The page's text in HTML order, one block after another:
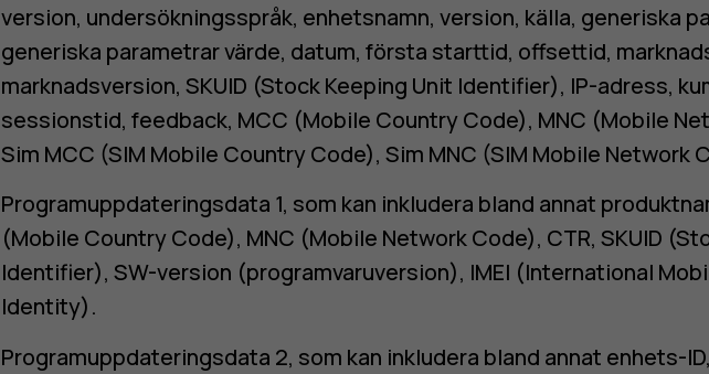
version, undersökningsspråk, enhetsnamn, version, källa, generiska
generiska parametrar värde, datum, första starttid, offsettid,
marknadsversion, SKUID (Stock Keeping Unit Identifier), IP-adress,
sessionstid, feedback, MCC (Mobile Country Code), MNC (Mobile
Sim MCC (SIM Mobile Country Code), Sim MNC (SIM Mobile Network
Programuppdateringsdata 1, som kan inkludera bland annat
(Mobile Country Code), MNC (Mobile Network Code), CTR, SKUID
Identifier), SW-version (programvaruversion), IMEI (International
Identity).
Programuppdateringsdata 2, som kan inkludera bland annat enhets-